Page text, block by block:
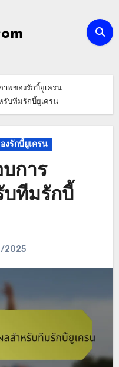
าพของรักบี้ยูเครน
รับทีมรักบี้ยูเครน
งรักบี้ยูเครน
การ
บทีมรักบี้
2025